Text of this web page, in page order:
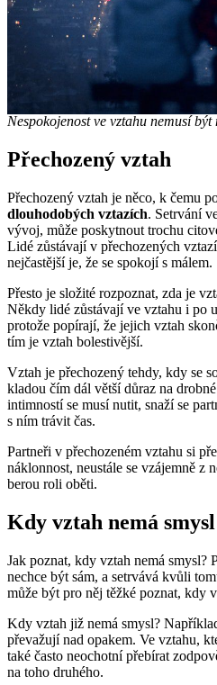
Nespokojenost ve vztahu nemusí
Přechozený vztah
Přechozený vztah je něco, k čemu
dlouhodobých vztazích. Setrvání
vývoj, může poskytnout trochu
Lidé zůstávají v přechozených
nejčastější je, že se spokojí s málem.
Přesto je složité rozpoznat, zda je
Někdy lidé zůstávají ve vztahu i po
protože popírají, že jejich vztah
tím je vztah bolestivější.
Vztah je přechozený tehdy, kdy se
kladou čím dál větší důraz na
intimností se musí nutit, snaží se
s ním trávit čas.
Partneři v přechozeném vztahu si
náklonnost, neustále se vzájemně z
berou roli oběti.
Kdy vztah nemá smysl
Jak poznat, kdy vztah nemá smysl?
nechce být sám, a setrvává kvůli
může být pro něj těžké poznat, kdy
Kdy vztah již nemá smysl?
převažují nad opakem. Ve vztahu,
také často neochotní přebírat
na toho druhého.